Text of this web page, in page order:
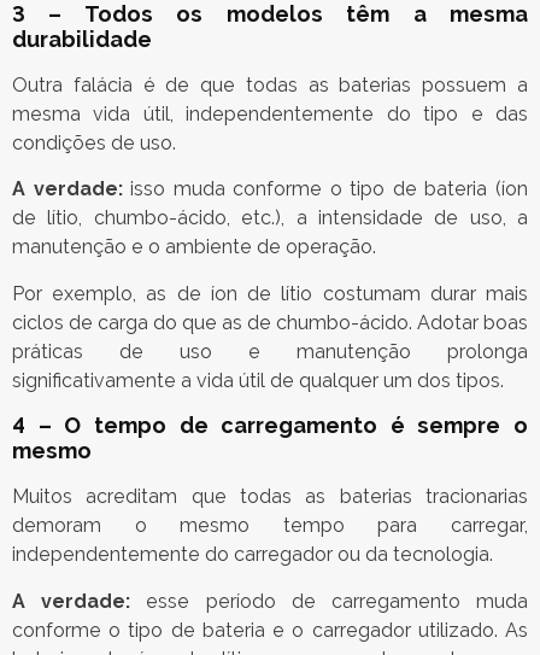
3 – Todos os modelos têm a mesma
durabilidade
Outra falácia é de que todas as baterias possuem a
mesma vida útil, independentemente do tipo e das
condições de uso.
A verdade:isso muda conforme o tipo de bateria (íon
de lítio, chumbo-ácido, etc.), a intensidade de uso, a
manutenção e o ambiente de operação.
Por exemplo, as de íon de lítio costumam durar mais
ciclos de carga do que as de chumbo-ácido. Adotar boas
práticas de uso e manutenção prolonga
significativamente a vida útil de qualquer um dos tipos.
4 – O tempo de carregamento é sempre o
mesmo
Muitos acreditam que todas as baterias tracionarias
demoram o mesmo tempo para carregar,
independentemente do carregador ou da tecnologia.
A verdade: esse período de carregamento muda
conforme o tipo de bateria e o carregador utilizado. As